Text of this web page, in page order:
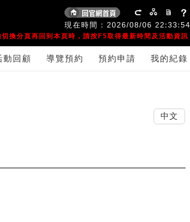
現在時間 : 2026/08/06 22:33:54
切換分頁再回到本頁時，請按F5取得最新時間及活動資訊
動回顧 導覽預約 預約申請 我的紀錄